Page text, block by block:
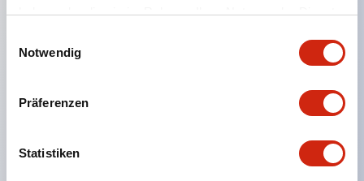
haben oder die sie im Rahmen Ihrer Nutzung der Dienste
Notwendig
Präferenzen
Statistiken
USB-Wartungsanschluss
100KHZ HSC und Ausgänge